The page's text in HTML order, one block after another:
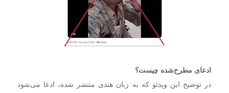
ادعای مطرح‌شده چیست؟
در توضیح این ویدئو که به زبان هندی منتشر شده، ادعا می‌شود